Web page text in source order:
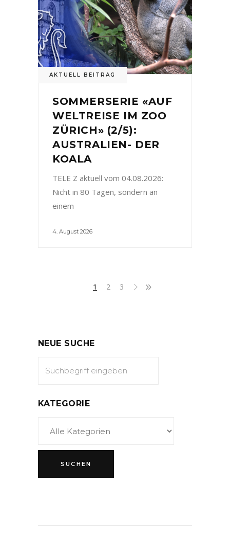
AKTUELL BEITRAG
SOMMERSERIE «AUF
WELTREISE IM ZOO
ZÜRICH» (2/5):
AUSTRALIEN- DER
KOALA
TELE Z aktuell vom 04.08.2026:
Nicht in 80 Tagen, sondern an
einem
4. August 2026
1 2 3
NEUE SUCHE
KATEGORIE